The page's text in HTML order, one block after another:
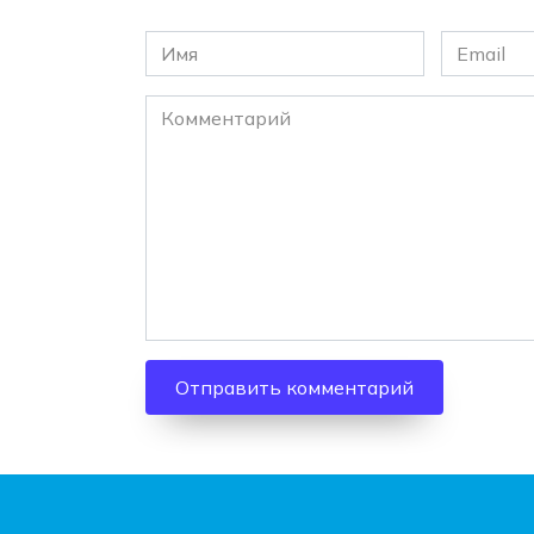
Имя
*
Email
*
Комментарий